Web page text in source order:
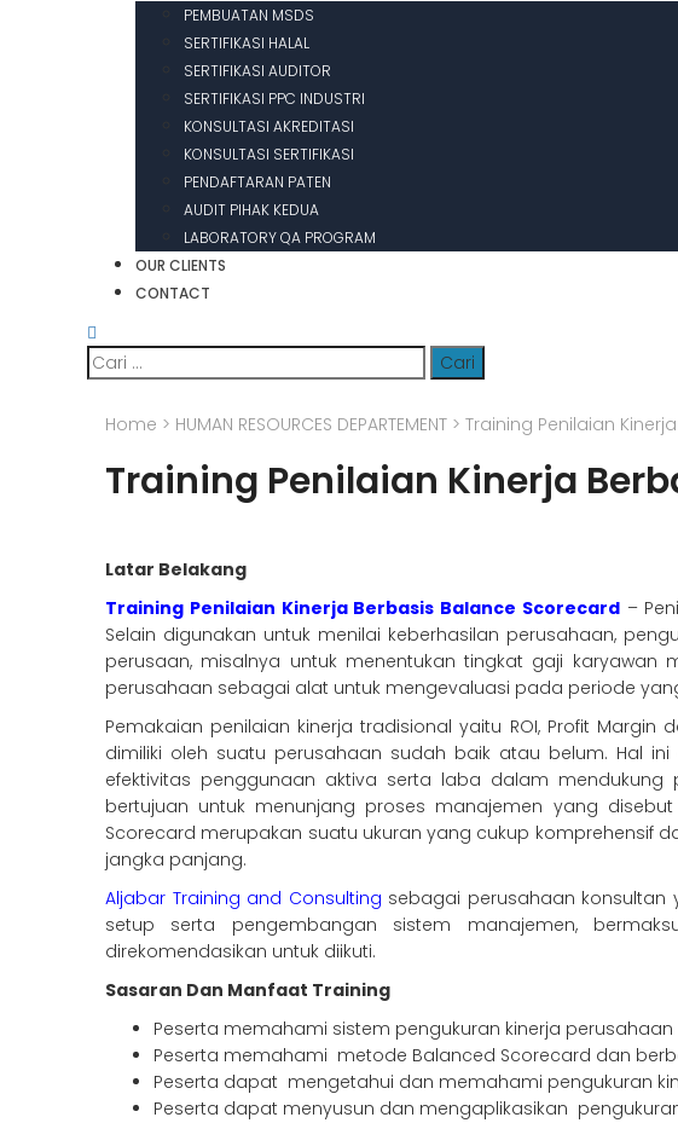
PEMBUATAN MSDS
SERTIFIKASI HALAL
SERTIFIKASI AUDITOR
SERTIFIKASI PPC INDUSTRI
KONSULTASI AKREDITASI
KONSULTASI SERTIFIKASI
PENDAFTARAN PATEN
AUDIT PIHAK KEDUA
LABORATORY QA PROGRAM
OUR CLIENTS
CONTACT
Cari
untuk:
Home > HUMAN RESOURCES DEPARTEMENT > Training Penilaian
Training Penilaian Kinerja
Latar Belakang
Training Penilaian Kinerja Berbasis Balance Scorecard–
Selain digunakan untuk menilai keberhasilan perusahaan,
perusaan, misalnya untuk menentukan tingkat gaji
perusahaan sebagai alat untuk mengevaluasi pada periode
Pemakaian penilaian kinerja tradisional yaitu ROI, Profit
dimiliki oleh suatu perusahaan sudah baik atau belum. Hal
efektivitas penggunaan aktiva serta laba dalam
bertujuan untuk menunjang proses manajemen yang
Scorecard merupakan suatu ukuran yang cukup komprehensif
jangka panjang.
Aljabar Training and Consulting sebagai perusahaan
setup serta pengembangan sistem manajemen,
direkomendasikan untuk diikuti.
Sasaran Dan Manfaat Training
Peserta memahami sistem pengukuran kinerja perusahaan
Peserta memahami metode Balanced Scorecard dan
Peserta dapat mengetahui dan memahami pengukuran
Peserta dapat menyusun dan mengaplikasikan